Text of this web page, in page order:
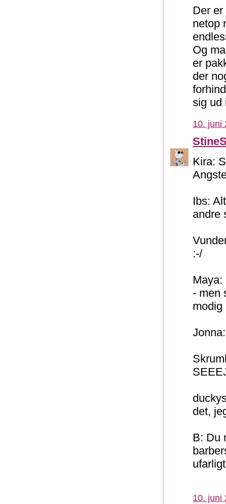
Der
netop
Og
er
der
sig ud
10. juni
Kira:
Ibs:
andre
:-/
Maya:
- men
modig
det,
B: Du
10. juni